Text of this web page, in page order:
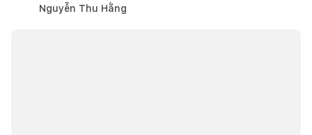
Nguyễn Thu Hằng